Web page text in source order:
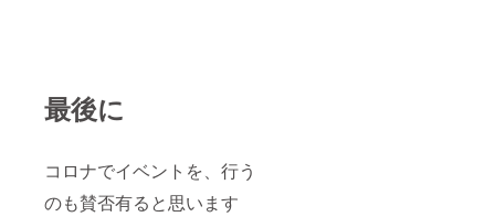
最後に
コロナでイベントを、行う
のも賛否有ると思います